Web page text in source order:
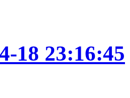
18 23:16:45